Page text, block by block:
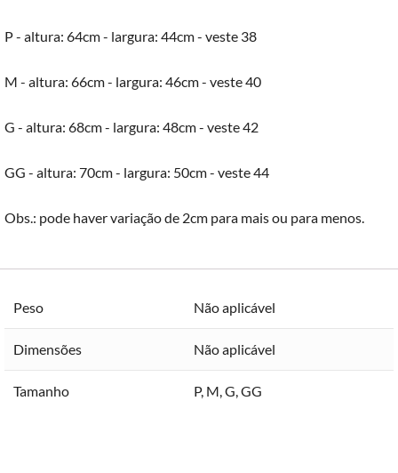
P - altura: 64cm - largura: 44cm - veste 38
M - altura: 66cm - largura: 46cm - veste 40
G - altura: 68cm - largura: 48cm - veste 42
GG - altura: 70cm - largura: 50cm - veste 44
Obs.: pode haver variação de 2cm para mais ou para menos.
Peso Não aplicável
Dimensões Não aplicável
Tamanho P, M G GG